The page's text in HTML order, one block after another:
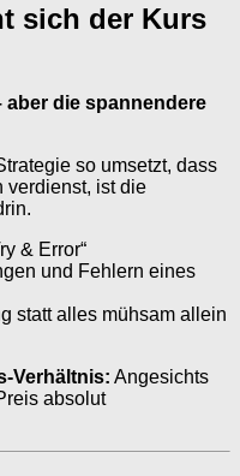
sich der Kurs
aber die spannendere
so umsetzt, dass
verdienst, ist die
& Error“
und Fehlern eines
statt alles mühsam allein
Verhältnis: Angesichts
absolut